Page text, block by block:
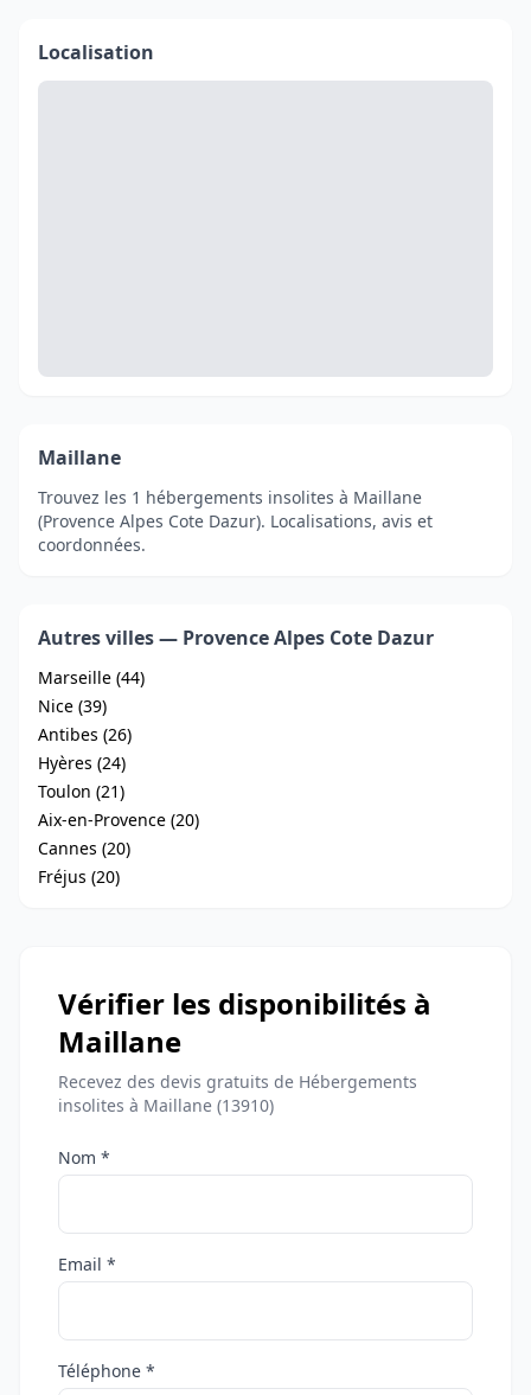
Localisation
Maillane
Trouvez les 1 hébergements insolites à Maillane
(Provence Alpes Cote Dazur). Localisations, avis et
coordonnées.
Autres villes — Provence Alpes Cote Dazur
Marseille (44)
Nice (39)
Antibes (26)
Hyères (24)
Toulon (21)
Aix-en-Provence (20)
Cannes (20)
Fréjus (20)
Vérifier les disponibilités à
Maillane
Recevez des devis gratuits de Hébergements
insolites à Maillane (13910)
Nom *
Email *
Téléphone *